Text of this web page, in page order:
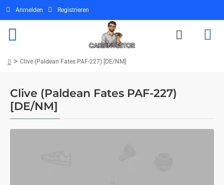
Anmelden Registrieren
Clive (Paldean Fates PAF-227)
[DE/NM]
Clive (Paldean Fates PAF-227) [DE/NM]